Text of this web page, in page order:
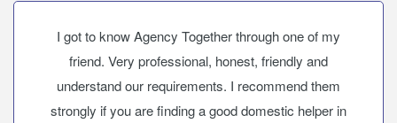
I got to know Agency Together through one of my
friend. Very professional, honest, friendly and
understand our requirements. I recommend them
strongly if you are finding a good domestic helper in